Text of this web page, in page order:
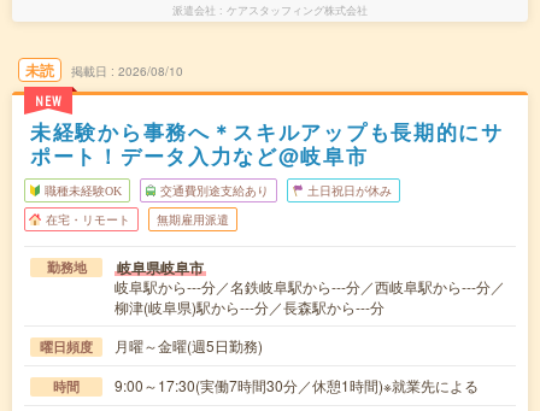
派遣会社 ケアスタッフィング株式会社
未読
NEW
掲載日 2026/08/10
未経験から事務へ＊スキルアップも長期的にサ
ポート！データ入力など@岐阜市
職種未経験OK 交通費別途支給あり 土日祝日が休み
在宅・リモート 無期雇用派遣
勤務地 岐阜県岐阜市
岐阜駅から---分／名鉄岐阜駅から---分／西岐阜駅から---分／
柳津(岐阜県)駅から---分／長森駅から---分
曜日頻度 月曜～金曜(週5日勤務)
時間 9:00～17:30(実働7時間30分／休憩1時間)※就業先による